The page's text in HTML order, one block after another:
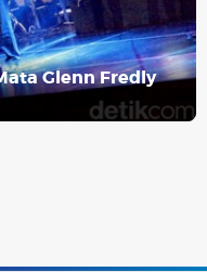
Glenn Fredly